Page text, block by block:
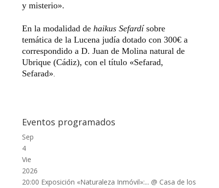
y misterio».
En la modalidad de haikus Sefardísobre
temática de la Lucena judía dotado con 300€ a
correspondido a D. Juan de Molina natural de
Ubrique (Cádiz), con el título «Sefarad,
Sefarad»
Eventos programados
Sep
4
Vie
2026
20:00 Exposición «Naturaleza Inmóvil»:... @ Casa de los